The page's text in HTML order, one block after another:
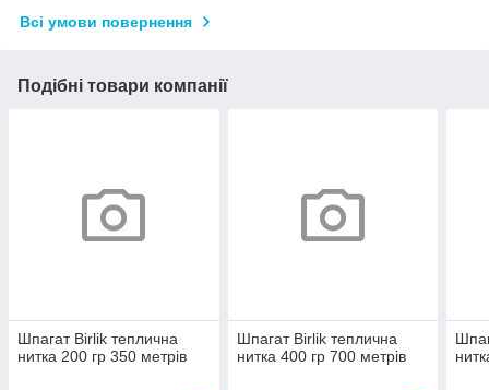
Всі умови повернення
Подібні товари компанії
Шпагат Birlik теплична
нитка 200 гр 350 метрів
Шпагат Birlik теплична
нитка 400 гр 700 метрів